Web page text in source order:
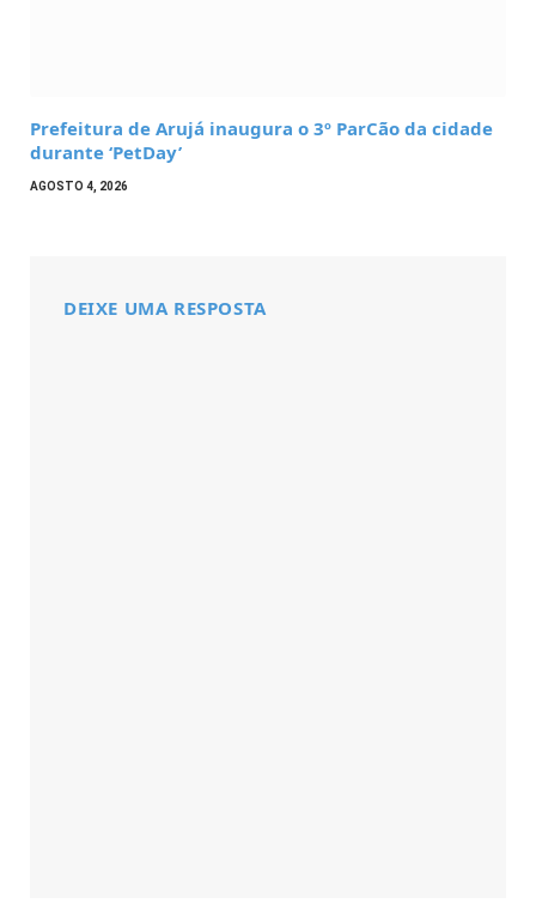
Prefeitura de Arujá inaugura o 3º ParCão da cidade
durante ‘PetDay’
AGOSTO 4, 2026
DEIXE UMA RESPOSTA